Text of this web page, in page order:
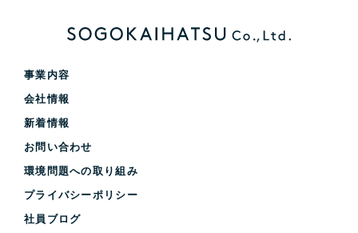
事業内容
会社情報
新着情報
お問い合わせ
環境問題への取り組み
プライバシーポリシー
社員ブログ